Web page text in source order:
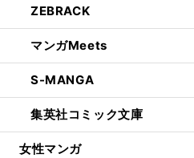
ZEBRACK
マンガMeets
S-MANGA
集英社コミック文庫
女性マンガ